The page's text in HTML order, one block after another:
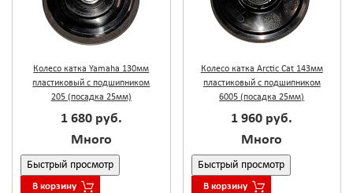
Колесо катка Yamaha 130мм
пластиковый с подшипником
205 (посадка 25мм)
1 680 руб.
Много
Быстрый просмотр
В корзину
Колесо катка Arctic Cat 143мм
пластиковый с подшипником
6005 (посадка 25мм)
1 960 руб.
Много
Быстрый просмотр
В корзину